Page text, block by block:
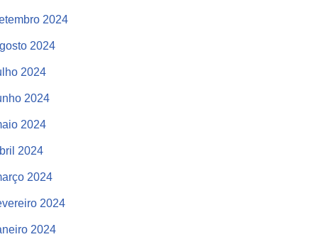
2024
2024
2024
2024
2024
2024
2024
2024
2024